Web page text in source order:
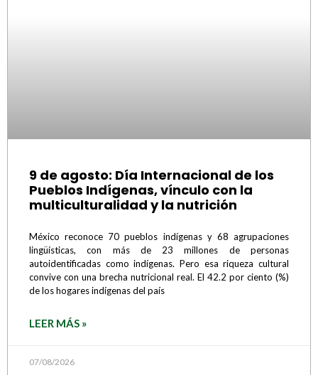
9 de agosto: Día Internacional de los
Pueblos Indígenas, vínculo con la
multiculturalidad y la nutrición
México reconoce 70 pueblos indígenas y 68 agrupaciones
lingüísticas, con más de 23 millones de personas
autoidentificadas como indígenas. Pero esa riqueza cultural
convive con una brecha nutricional real. El 42.2 por ciento (%)
de los hogares indígenas del país
LEER MÁS »
07/08/2026